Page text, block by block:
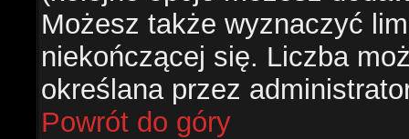
Możesz także wyznaczyć
niekończącej się. Liczba
określana przez
Powrót do góry